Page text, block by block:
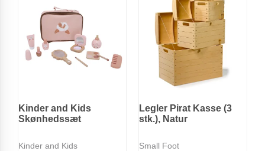
Kinder and Kids
Skønhedssæt
Kinder and Kids
Legler Pirat Kasse (3
stk.), Natur
Small Foot